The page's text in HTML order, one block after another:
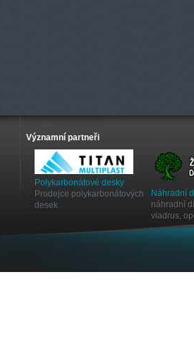
Významní partneři
Polykarbonátové desky
Prodejce polykarbonátových
desek
Náhradní
náhradní
viadrus,